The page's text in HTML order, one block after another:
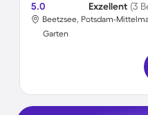
5.0 Exzellent (3
Beetzsee, Potsdam-
Garten